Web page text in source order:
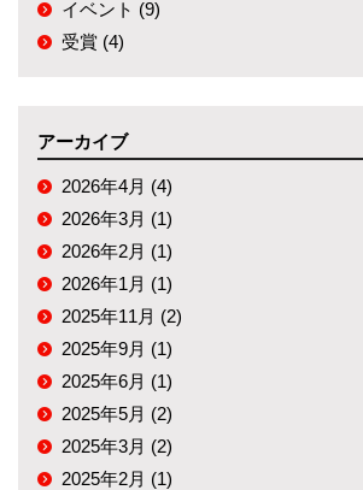
イベント (9)
受賞 (4)
アーカイブ
2026年4月 (4)
2026年3月 (1)
2026年2月 (1)
2026年1月 (1)
2025年11月 (2)
2025年9月 (1)
2025年6月 (1)
2025年5月 (2)
2025年3月 (2)
2025年2月 (1)